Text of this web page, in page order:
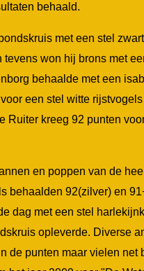
behaald.
met een stel
tevens won hij brons met
behaalde met een
een stel witte
Ruiter kreeg 92 punten
en poppen van de
behaalden 92(zilver) en
dag met een stel
opleverde. Diverse
de punten maar vielen net